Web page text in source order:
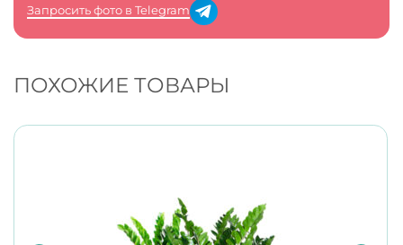
Запросить фото в Telegram
ПОХОЖИЕ ТОВАРЫ